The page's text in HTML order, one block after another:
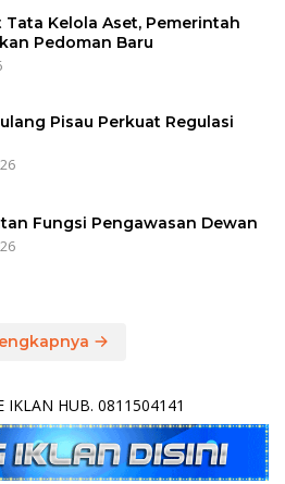
Tata Kelola Aset, Pemerintah
Pedoman Baru
Pisau Perkuat Regulasi
Fungsi Pengawasan Dewan
SPEACE IKLAN HUB. 0811504141